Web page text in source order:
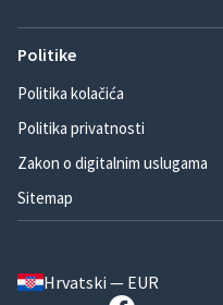
Politike
Politika kolačića
Politika privatnosti
Zakon o digitalnim uslugama
Sitemap
Hrvatski — EUR